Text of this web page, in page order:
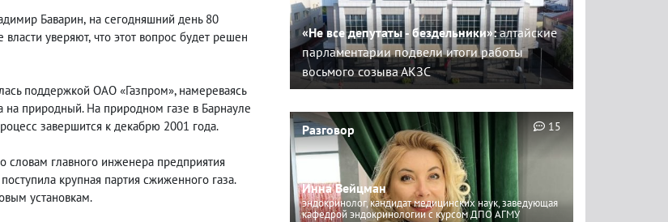
Баварин, на сегодняшний день 80
власти уверяют, что этот вопрос будет решен
поддержкой ОАО «Газпром», намереваясь
природный. На природном газе в Барнауле
завершится к декабрю 2001 года.
словам главного инженера предприятия
крупная партия сжиженного газа.
установкам.
«Не все депутаты - бездельники»:алтайские
парламентарии подвели итоги работы
восьмого созыва АКЗС
Разговор
Инна Вейцман
эндокринолог, кандидат медицинских наук, заведующая
кафедрой эндокринологии с курсом ДПО АГМУ
15